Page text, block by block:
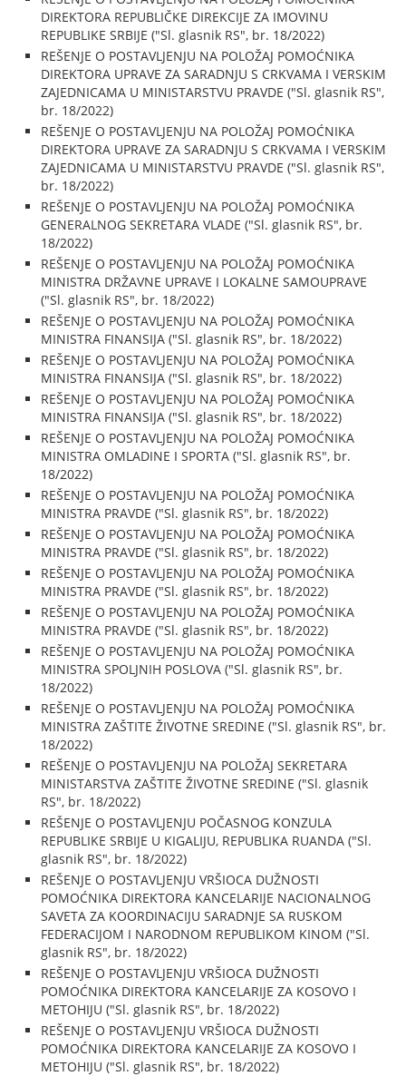
DIREKTORA REPUBLIČKE DIREKCIJE ZA IMOVINU
REPUBLIKE SRBIJE ("Sl. glasnik RS", br. 18/2022)
REŠENJE O POSTAVLJENJU NA POLOŽAJ POMOĆNIKA
DIREKTORA UPRAVE ZA SARADNJU S CRKVAMA I VERSKIM
ZAJEDNICAMA U MINISTARSTVU PRAVDE ("Sl. glasnik RS",
br. 18/2022)
REŠENJE O POSTAVLJENJU NA POLOŽAJ POMOĆNIKA
DIREKTORA UPRAVE ZA SARADNJU S CRKVAMA I VERSKIM
ZAJEDNICAMA U MINISTARSTVU PRAVDE ("Sl. glasnik RS",
br. 18/2022)
REŠENJE O POSTAVLJENJU NA POLOŽAJ POMOĆNIKA
GENERALNOG SEKRETARA VLADE ("Sl. glasnik RS", br.
18/2022)
REŠENJE O POSTAVLJENJU NA POLOŽAJ POMOĆNIKA
MINISTRA DRŽAVNE UPRAVE I LOKALNE SAMOUPRAVE
("Sl. glasnik RS", br. 18/2022)
REŠENJE O POSTAVLJENJU NA POLOŽAJ POMOĆNIKA
MINISTRA FINANSIJA ("Sl. glasnik RS", br. 18/2022)
REŠENJE O POSTAVLJENJU NA POLOŽAJ POMOĆNIKA
MINISTRA FINANSIJA ("Sl. glasnik RS", br. 18/2022)
REŠENJE O POSTAVLJENJU NA POLOŽAJ POMOĆNIKA
MINISTRA FINANSIJA ("Sl. glasnik RS", br. 18/2022)
REŠENJE O POSTAVLJENJU NA POLOŽAJ POMOĆNIKA
MINISTRA OMLADINE I SPORTA ("Sl. glasnik RS", br.
18/2022)
REŠENJE O POSTAVLJENJU NA POLOŽAJ POMOĆNIKA
MINISTRA PRAVDE ("Sl. glasnik RS", br. 18/2022)
REŠENJE O POSTAVLJENJU NA POLOŽAJ POMOĆNIKA
MINISTRA PRAVDE ("Sl. glasnik RS", br. 18/2022)
REŠENJE O POSTAVLJENJU NA POLOŽAJ POMOĆNIKA
MINISTRA PRAVDE ("Sl. glasnik RS", br. 18/2022)
REŠENJE O POSTAVLJENJU NA POLOŽAJ POMOĆNIKA
MINISTRA PRAVDE ("Sl. glasnik RS", br. 18/2022)
REŠENJE O POSTAVLJENJU NA POLOŽAJ POMOĆNIKA
MINISTRA SPOLJNIH POSLOVA ("Sl. glasnik RS", br.
18/2022)
REŠENJE O POSTAVLJENJU NA POLOŽAJ POMOĆNIKA
MINISTRA ZAŠTITE ŽIVOTNE SREDINE ("Sl. glasnik RS", br.
18/2022)
REŠENJE O POSTAVLJENJU NA POLOŽAJ SEKRETARA
MINISTARSTVA ZAŠTITE ŽIVOTNE SREDINE ("Sl. glasnik
RS", br. 18/2022)
REŠENJE O POSTAVLJENJU POČASNOG KONZULA
REPUBLIKE SRBIJE U KIGALIJU, REPUBLIKA RUANDA ("Sl.
glasnik RS", br. 18/2022)
REŠENJE O POSTAVLJENJU VRŠIOCA DUŽNOSTI
POMOĆNIKA DIREKTORA KANCELARIJE NACIONALNOG
SAVETA ZA KOORDINACIJU SARADNJE SA RUSKOM
FEDERACIJOM I NARODNOM REPUBLIKOM KINOM ("Sl.
glasnik RS", br. 18/2022)
REŠENJE O POSTAVLJENJU VRŠIOCA DUŽNOSTI
POMOĆNIKA DIREKTORA KANCELARIJE ZA KOSOVO I
METOHIJU ("Sl. glasnik RS", br. 18/2022)
REŠENJE O POSTAVLJENJU VRŠIOCA DUŽNOSTI
POMOĆNIKA DIREKTORA KANCELARIJE ZA KOSOVO I
METOHIJU ("Sl. glasnik RS", br. 18/2022)